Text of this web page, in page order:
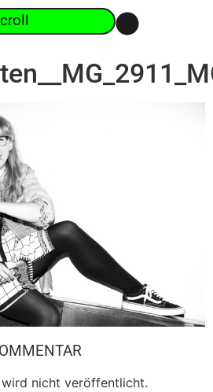
nicht veröffentlicht.